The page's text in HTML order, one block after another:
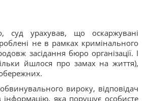
суд урахував, що оскаржувані
не в рамках кримінального
засідання бюро організації. І
йшлося про замах на життя),
вироку, відповідач
яка порушує особисте